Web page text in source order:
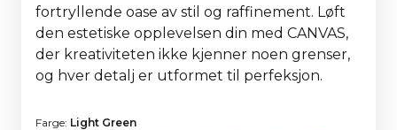
fortryllende oase av stil og raffinement. Løft
den estetiske opplevelsen din med CANVAS,
der kreativiteten ikke kjenner noen grenser,
og hver detalj er utformet til perfeksjon.
Farge: Light Green